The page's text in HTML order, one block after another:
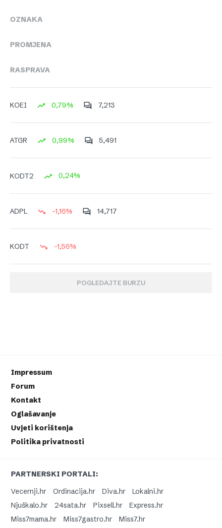
OZNAKA
PROMJENA
RASPRAVA
KOEI 0,79% 7,213
ATGR 0,99% 5,491
KODT2 0,24%
ADPL -1,16% 14,717
KODT -1,56%
POGLEDAJTE BURZU
Impressum
Forum
Kontakt
Oglašavanje
Uvjeti korištenja
Politika privatnosti
PARTNERSKI PORTALI:
Vecernji.hr
Ordinacija.hr Diva.hr
Lokalni.hr
Njuškalo.hr
24sata.hr Pixsell.hr
Express.hr
Miss7mama.hr
Miss7gastro.hr Miss7.hr